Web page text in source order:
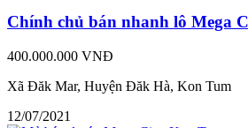
Chính chủ bán nhanh lô Mega
400.000.000 VNĐ
Xã Đăk Mar, Huyện Đăk Hà, Kon Tum
12/07/2021